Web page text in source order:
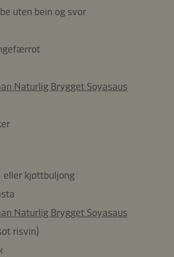
uten bein og svor
Naturlig Brygget Soyasaus
eller kjøttbuljong
Naturlig Brygget Soyasaus
risvin)